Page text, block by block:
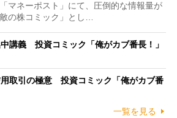
マネーポスト」にて、圧倒的な情報量が
の株コミック」とし…
講義 投資コミック「俺がカブ番長！」
取引の極意 投資コミック「俺がカブ番
一覧を見る